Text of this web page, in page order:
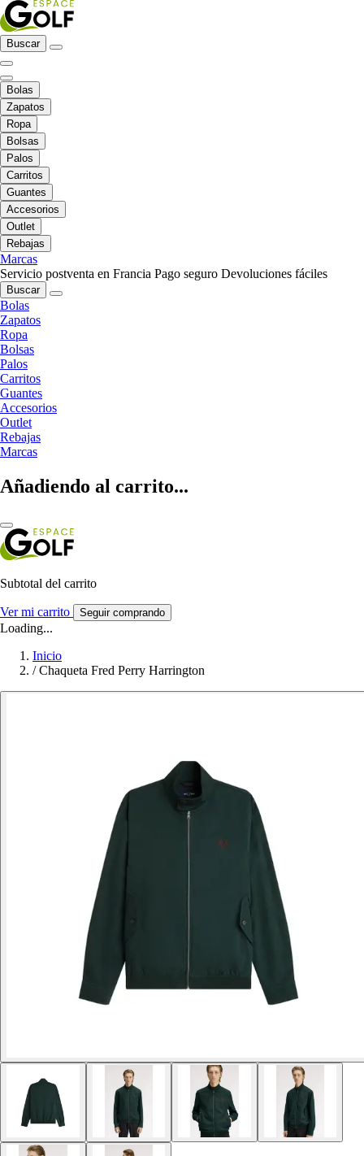
Buscar
Bolas
Zapatos
Ropa
Bolsas
Palos
Carritos
Guantes
Accesorios
Outlet
Rebajas
Marcas
Servicio postventa en Francia Pago seguro Devoluciones fáciles
Buscar
Bolas
Zapatos
Ropa
Bolsas
Palos
Carritos
Guantes
Accesorios
Outlet
Rebajas
Marcas
Añadiendo al carrito...
Subtotal del carrito
Ver mi carrito Seguir comprando
Loading...
Inicio
/ Chaqueta Fred Perry Harrington